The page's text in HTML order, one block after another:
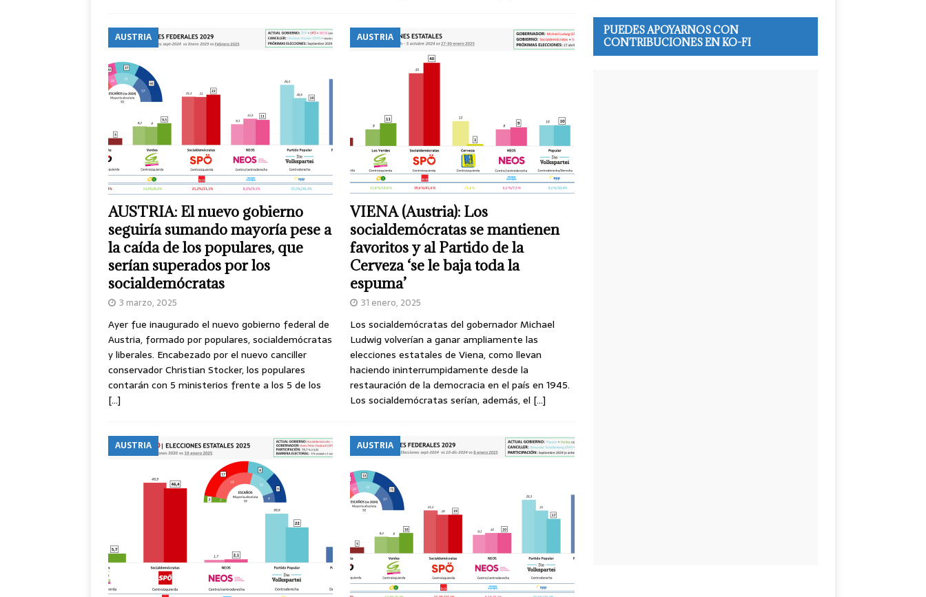
AUSTRIA
AUSTRIA: El nuevo gobierno
seguiría sumando mayoría pese a
la caída de los populares, que
serían superados por los
socialdemócratas
3 marzo, 2025
Ayer fue inaugurado el nuevo gobierno federal de
Austria, formado por populares, socialdemócratas
y liberales. Encabezado por el nuevo canciller
conservador Christian Stocker, los populares
contarán con 5 ministerios frente a los 5 de los
[…]
AUSTRIA
VIENA (Austria): Los
socialdemócratas se mantienen
favoritos y al Partido de la
Cerveza ‘se le baja toda la
espuma’
31 enero, 2025
Los socialdemócratas del gobernador Michael
Ludwig volverían a ganar ampliamente las
elecciones estatales de Viena, como llevan
haciendo ininterrumpidamente desde la
restauración de la democracia en el país en 1945.
Los socialdemócratas serían, además, el […]
AUSTRIA AUSTRIA
PUEDES APOYARNOS CON
CONTRIBUCIONES EN KO-FI